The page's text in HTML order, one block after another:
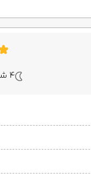
4 شب اقامت